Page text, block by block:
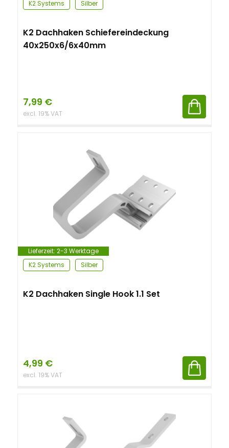
K2 Systems Silber
K2 Dachhaken Schiefereindeckung
40x250x6/6x40mm
7,99 €
excl. 19% VAT
Lieferzeit: 2-3 Werktage
K2 Systems
Silber
K2 Dachhaken Single Hook 1.1 Set
4,99 €
excl. 19% VAT